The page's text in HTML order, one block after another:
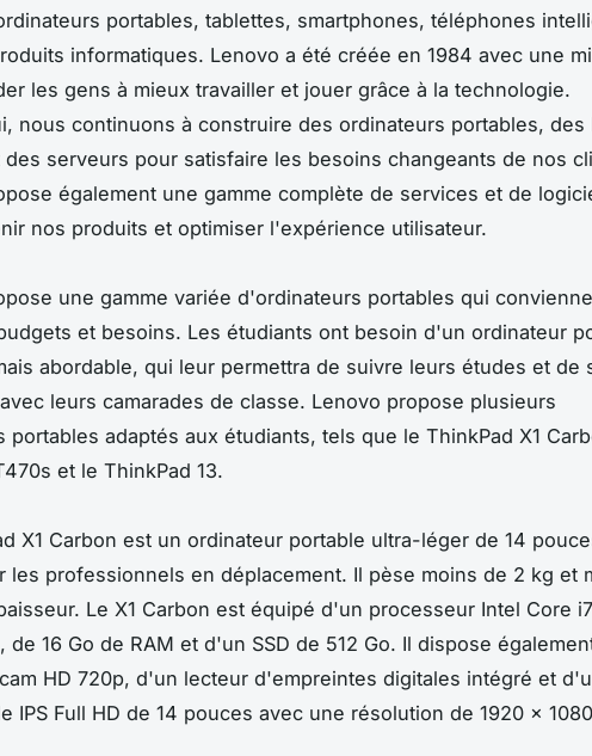
portables, tablettes, smartphones, téléphones
informatiques. Lenovo a été créée en 1984 avec une
les gens à mieux travailler et jouer grâce à la technologie.
nous continuons à construire des ordinateurs portables, des
des serveurs pour satisfaire les besoins changeants de nos
également une gamme complète de services et de
nos produits et optimiser l'expérience utilisateur.
une gamme variée d'ordinateurs portables qui
et besoins. Les étudiants ont besoin d'un ordinateur
abordable, qui leur permettra de suivre leurs études et de
leurs camarades de classe. Lenovo propose plusieurs
portables adaptés aux étudiants, tels que le ThinkPad X1
et le ThinkPad 13.
X1 Carbon est un ordinateur portable ultra-léger de 14
les professionnels en déplacement. Il pèse moins de 2 kg et
Le X1 Carbon est équipé d'un processeur Intel Core
de 16 Go de RAM et d'un SSD de 512 Go. Il dispose
HD 720p, d'un lecteur d'empreintes digitales intégré et
IPS Full HD de 14 pouces avec une résolution de 1920 x 1080